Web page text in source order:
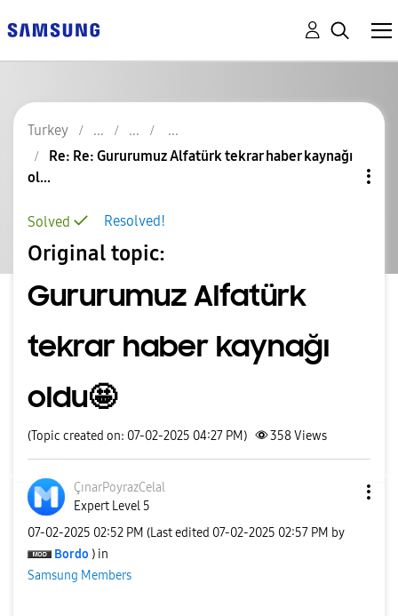
Turkey
Re: Re: Gururumuz Alfatürk tekrar haber kaynağı
ol...
Resolved!
Solved
Original topic:
Gururumuz Alfatürk
tekrar haber kaynağı
oldu🤩
(Topic created on: 07-02-2025 04:27 PM) 358Views
ÇınarPoyrazCelal
Expert Level 5
‎07-02-2025 02:52 PM (Last edited ‎07-02-2025 02:57 PM by
Bordo ) in
Samsung Members